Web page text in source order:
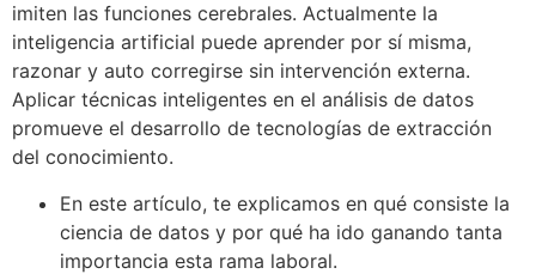
imiten las funciones cerebrales. Actualmente la
inteligencia artificial puede aprender por sí misma,
razonar y auto corregirse sin intervención externa.
Aplicar técnicas inteligentes en el análisis de datos
promueve el desarrollo de tecnologías de extracción
del conocimiento.
En este artículo, te explicamos en qué consiste la
ciencia de datos y por qué ha ido ganando tanta
importancia esta rama laboral.